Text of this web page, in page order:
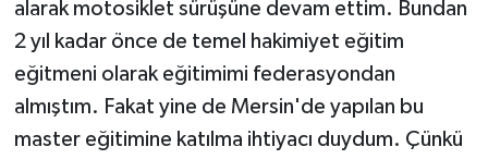
alarak motosiklet sürüşüne devam ettim. Bundan
2 yıl kadar önce de temel hakimiyet eğitim
eğitmeni olarak eğitimimi federasyondan
almıştım. Fakat yine de Mersin'de yapılan bu
master eğitimine katılma ihtiyacı duydum. Çünkü